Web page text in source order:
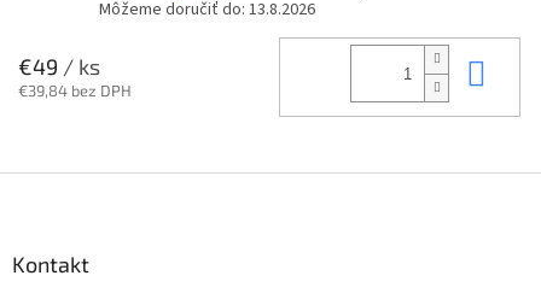
Môžeme doručiť do: 13.8.2026
€49 / ks
€39,84 bez DPH
Kontakt